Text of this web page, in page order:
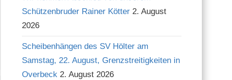
Schützenbruder Rainer Kötter 2. August
2026
Scheibenhängen des SV Hölter am
Samstag, 22. August, Grenzstreitigkeiten in
Overbeck 2. August 2026